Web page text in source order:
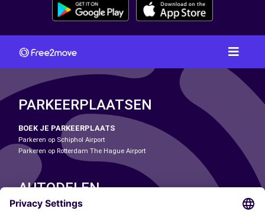
PARKEERPLAATSEN
BOEK JE PARKEERPLAATS
Parkeren op Schiphol Airport
Parkeren op Rotterdam The Hague Airport
AUTODELEN